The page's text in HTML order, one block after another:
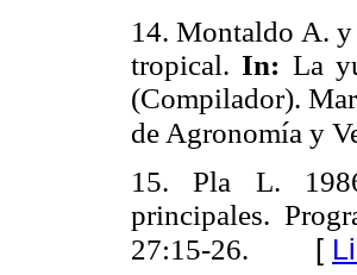
14. Montaldo A.
tropical.In: La
(Compilador).
de Agronomía y
15. Pla L.
principales.
27:15-26. [